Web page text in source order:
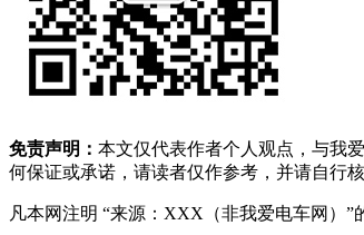
免责声明： 本文仅代表作者个人观点，与我
何保证或承诺，请读者仅作参考，并请自行核
凡本网注明 “来源：XXX（非我爱电车网）